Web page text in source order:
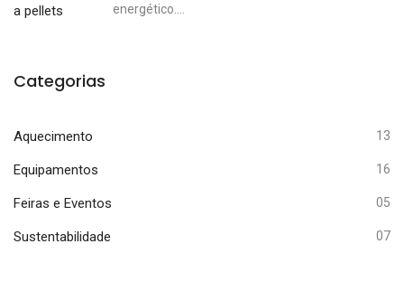
energético....
Categorias
Aquecimento 13
Equipamentos 16
Feiras e Eventos 05
Sustentabilidade 07